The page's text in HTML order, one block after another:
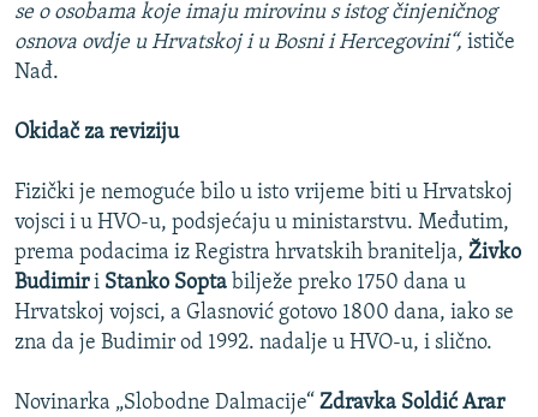
se o osobama koje imaju mirovinu s istog činjeničnog
osnova ovdje u Hrvatskoj i u Bosni i Hercegovini“, ističe
Nađ.
Okidač za reviziju
Fizički je nemoguće bilo u isto vrijeme biti u Hrvatskoj
vojsci i u HVO-u, podsjećaju u ministarstvu. Međutim,
prema podacima iz Registra hrvatskih branitelja, Živko
Budimiri Stanko Sopta bilježe preko 1750 dana u
Hrvatskoj vojsci, a Glasnović gotovo 1800 dana, iako se
zna da je Budimir od 1992. nadalje u HVO-u, i slično.
Novinarka „Slobodne Dalmacije“ Zdravka Soldić Arar